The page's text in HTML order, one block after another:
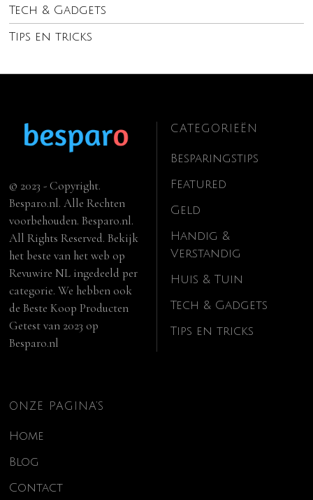
Tech & Gadgets
Tips en tricks
© 2023 - Copyright.
Besparo.nl. Alle Rechten
voorbehouden. Besparo.nl.
All Rights Reserved. Bekijk
het beste van het web op
Revuwire NL ingedeeld per
categorie. We hebben ook
deBeste Koop Producten
Getest van 2023 op
Besparo.nl
CATEGORIEËN
Besparingstips
Featured
Geld
Handig &
Verstandig
Huis & Tuin
Tech & Gadgets
Tips en tricks
ONZE PAGINA’S
Home
Blog
Contact